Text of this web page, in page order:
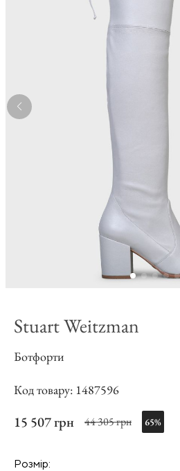
Stuart Weitzman
Ботфорти
Код товару: 1487596
15 507 грн 44 305 грн 65%
Розмір: